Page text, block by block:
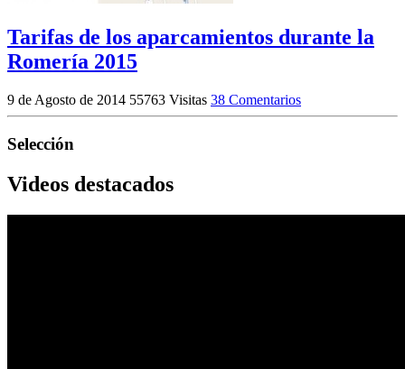
Tarifas de los aparcamientos durante la
Romería 2015
9 de Agosto de 2014 55763 Visitas 38 Comentarios
Selección
Videos destacados